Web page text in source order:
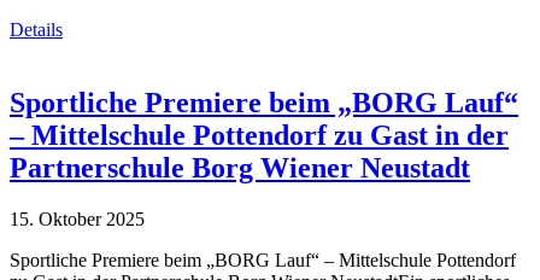
Details
Sportliche Premiere beim „BORG Lauf“
– Mittelschule Pottendorf zu Gast in der
Partnerschule Borg Wiener Neustadt
15. Oktober 2025
Sportliche Premiere beim „BORG Lauf“ – Mittelschule Pottendorf